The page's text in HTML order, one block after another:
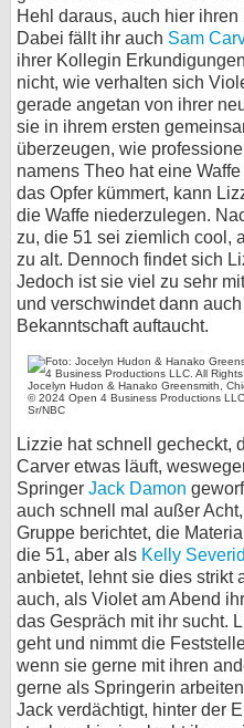
Hehl daraus, auch hier
Dabei fällt ihr auch Sam
ihrer Kollegin
nicht, wie verhalten sich
gerade angetan von ihrer
sie in ihrem ersten
überzeugen, wie
namens Theo hat eine
das Opfer kümmert, kann
die Waffe niederzulegen.
zu, die 51 sei ziemlich cool,
zu alt. Dennoch findet sich
Jedoch ist sie viel zu sehr
und verschwindet dann
Bekanntschaft auftaucht.
Jocelyn Hudon & Hanako Greensmith,
© 2024 Open 4 Business Productions
Sr/NBC
Lizzie hat schnell gecheckt,
Carver etwas läuft,
Springer Jack Damon
auch schnell mal außer
Gruppe berichtet, die
die 51, aber als Kelly
anbietet, lehnt sie dies strikt
auch, als Violet am Abend
das Gespräch mit ihr sucht.
geht und nimmt die
wenn sie gerne mit ihren
gerne als Springerin
Jack verdächtigt, hinter der